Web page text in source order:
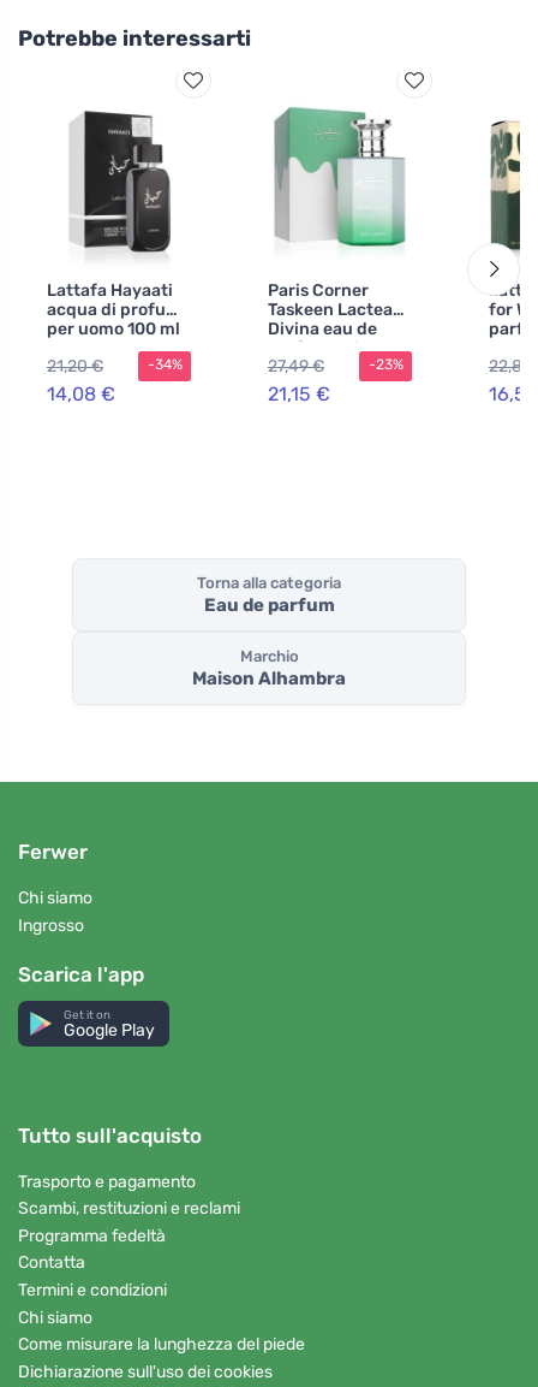
Potrebbe interessarti
Lattafa Hayaati
acqua di profumo
per uomo 100 ml
21,20 €
14,08 €
-34%
Paris Corner
Taskeen Lactea
Divina eau de
parfum unisex
100 ml
27,49 €
21,15 €
-23%
for
22,80
Torna alla categoria
Eau de parfum
Marchio
Maison Alhambra
Ferwer
Chi siamo
Ingrosso
Scarica l'app
Get it on
Google Play
Tutto sull'acquisto
Trasporto e pagamento
Scambi, restituzioni e reclami
Programma fedeltà
Contatta
Termini e condizioni
Chi siamo
Come misurare la lunghezza del piede
Dichiarazione sull'uso dei cookies